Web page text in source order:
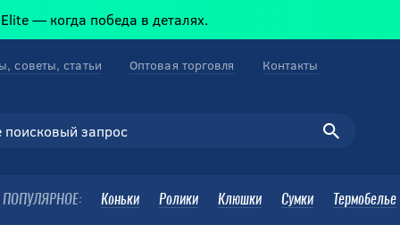
победа в деталях.
ПОПУЛЯРНОЕ: Коньки Ролики Клюшки Сумки Термобелье
советы, статьи Оптовая торговля Контакты